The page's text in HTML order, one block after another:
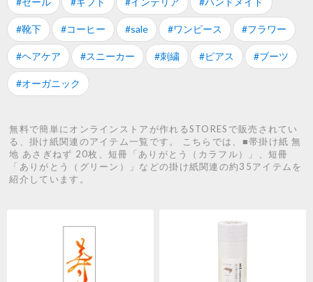
#靴下 #コーヒー #sale #ワンピース #フラワー
#ヘアケア #スニーカー #刺繍 #ピアス #ブーツ
#オーガニック
無料で簡単にオンラインストアが作れるSTORESで販売されてい
る、掛け紙関連のアイテム一覧です。 こちらでは、■帯掛け紙 無
地 あさぎねず 20枚、短冊「ありがとう（カラフル）」、短冊
「ありがとう（グリーン）」などの掛け紙関連の約35アイテムを
紹介しています。